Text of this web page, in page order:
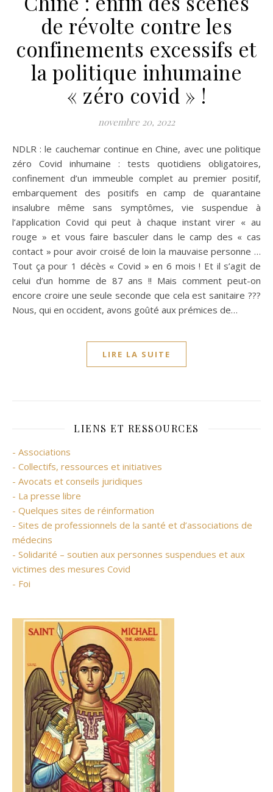
de révolte contre les
confinements excessifs et
la politique inhumaine
« zéro covid » !
novembre 20, 2022
NDLR : le cauchemar continue en Chine, avec une politique
zéro Covid inhumaine : tests quotidiens obligatoires,
confinement d’un immeuble complet au premier positif,
embarquement des positifs en camp de quarantaine
insalubre même sans symptômes, vie suspendue à
l’application Covid qui peut à chaque instant virer « au
rouge » et vous faire basculer dans le camp des « cas
contact » pour avoir croisé de loin la mauvaise personne …
Tout ça pour 1 décès « Covid » en 6 mois ! Et il s’agit de
celui d’un homme de 87 ans !! Mais comment peut-on
encore croire une seule seconde que cela est sanitaire ???
Nous, qui en occident, avons goûté aux prémices de…
LIRE LA SUITE
LIENS ET RESSOURCES
- Associations
- Collectifs, ressources et initiatives
- Avocats et conseils juridiques
- La presse libre
- Quelques sites de réinformation
- Sites de professionnels de la santé et d’associations de
médecins
- Solidarité – soutien aux personnes suspendues et aux
victimes des mesures Covid
- Foi